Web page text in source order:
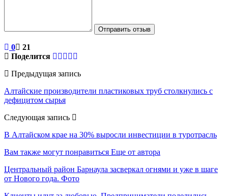
Отправить отзыв
0
21
Поделится
Предыдущая запись
Алтайские производители пластиковых труб столкнулись с
дефицитом сырья
Следующая запись
В Алтайском крае на 30% выросли инвестиции в туротрасль
Вам также могут понравиться Еще от автора
Центральный район Барнаула засверкал огнями и уже в шаге
от Нового года. Фото